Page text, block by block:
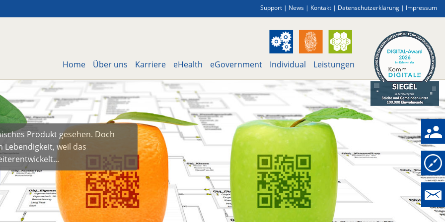
Support | News | Kontakt | Datenschutzerklärung | Impressum
Home Über uns Karriere eHealth eGovernment Individual
Leistungen
Produkt gesehen. Doch
weil das